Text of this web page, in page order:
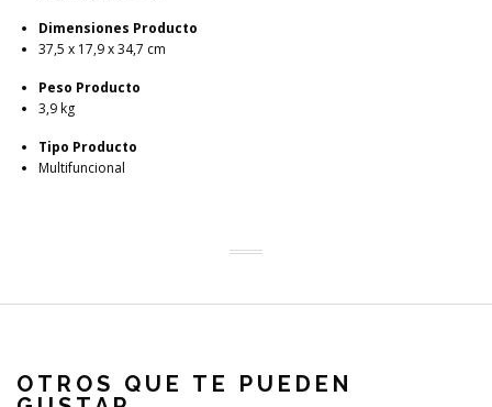
Dimensiones Producto
37,5 x 17,9 x 34,7 cm
Peso Producto
3,9 kg
Tipo Producto
Multifuncional
OTROS QUE TE PUEDEN